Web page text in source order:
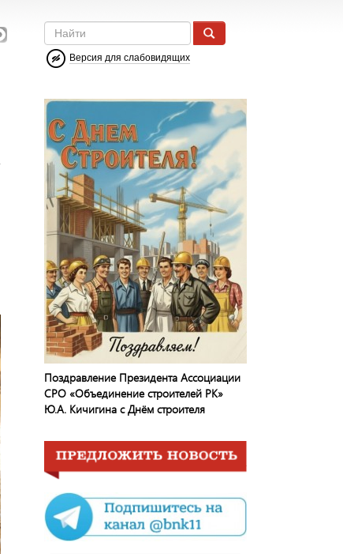
Версия для слабовидящих
Поздравление Президента Ассоциации
СРО «Объединение строителей РК»
Ю.А. Кичигина с Днём строителя